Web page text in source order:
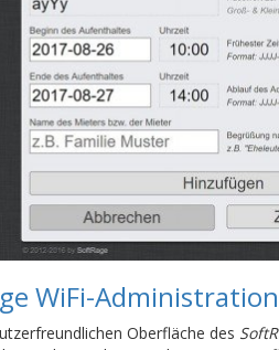
WiFi-
Oberfläche des